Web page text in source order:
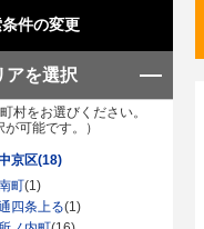
件の変更
アを選択
村をお選びください。
が可能です。）
京区(18)
町(1)
四条上る(1)